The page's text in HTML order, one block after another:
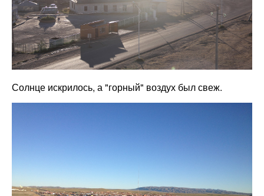
Солнце искрилось, а "горный" воздух был свеж.